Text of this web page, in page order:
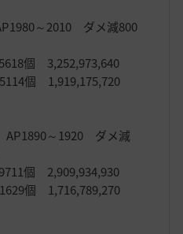
～2010 ダメ減800
個 3,252,973,640
個 1,919,175,720
～1920 ダメ減
個 2,909,934,930
個 1,716,789,270